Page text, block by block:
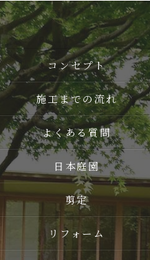
コンセプト
施工までの流れ
よくある質問
日本庭園
剪定
リフォーム